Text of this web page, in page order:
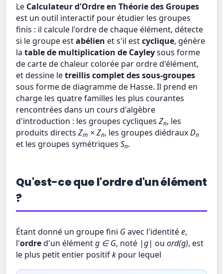
Le Calculateur d'Ordre en Théorie des Groupes
est un outil interactif pour étudier les groupes
finis : il calcule l'ordre de chaque élément, détecte
si le groupe estabélien et s'il estcyclique, génère
latable de multiplication de Cayleysous forme
de carte de chaleur colorée par ordre d'élément,
et dessine letreillis complet des sous-groupes
sous forme de diagramme de Hasse. Il prend en
charge les quatre familles les plus courantes
rencontrées dans un cours d'algèbre
d'introduction : les groupes cycliquesZn, les
produits directsZm × Zn, les groupes diédrauxDn
et les groupes symétriquesSn.
Qu'est-ce que l'ordre d'un élément
?
Étant donné un groupe fini Gavec l'identitée,
l'ordred'un élémentg ∈ G, noté |g| ouord(g), est
le plus petit entier positifk pour lequel